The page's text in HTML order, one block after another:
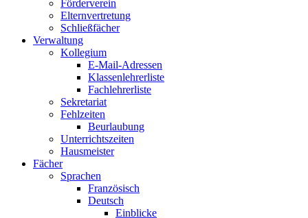
Förderverein
Elternvertretung
Schließfächer
Verwaltung
Kollegium
E-Mail-Adressen
Klassenlehrerliste
Fachlehrerliste
Sekretariat
Fehlzeiten
Beurlaubung
Unterrichtszeiten
Hausmeister
Fächer
Sprachen
Französisch
Deutsch
Einblicke